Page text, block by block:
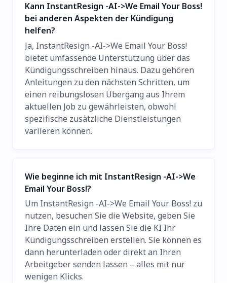
Kann InstantResign -AI->We Email Your Boss!
bei anderen Aspekten der Kündigung
helfen?
Ja, InstantResign -AI->We Email Your Boss!
bietet umfassende Unterstützung über das
Kündigungsschreiben hinaus. Dazu gehören
Anleitungen zu den nächsten Schritten, um
einen reibungslosen Übergang aus Ihrem
aktuellen Job zu gewährleisten, obwohl
spezifische zusätzliche Dienstleistungen
variieren können.
Wie beginne ich mit InstantResign -AI->We
Email Your Boss!?
Um InstantResign -AI->We Email Your Boss! zu
nutzen, besuchen Sie die Website, geben Sie
Ihre Daten ein und lassen Sie die KI Ihr
Kündigungsschreiben erstellen. Sie können es
dann herunterladen oder direkt an Ihren
Arbeitgeber senden lassen – alles mit nur
wenigen Klicks.